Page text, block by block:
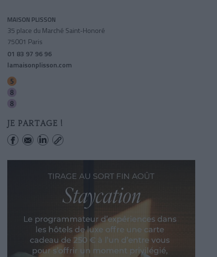
MAISON PLISSON
35 place du Marché Saint-Honoré
75001 Paris
01 83 97 96 96
lamaisonplisson.com
JE PARTAGE !